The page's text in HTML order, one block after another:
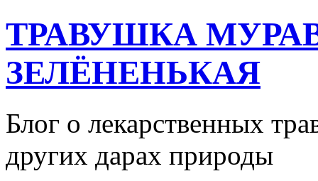
ТРАВУШКА
ЗЕЛЁНЕНЬКАЯ
Блог о лекарственных
других дарах природы